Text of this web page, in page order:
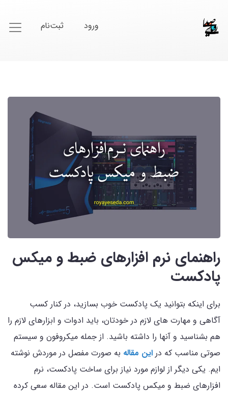
ورود ثبت‌نام
راهنمای نرم افزارهای ضبط و میکس
پادکست
برای اینکه بتوانید یک پادکست خوب بسازید، در کنار کسب
آگاهی و مهارت های لازم در خودتان، باید ادوات و ابزارهای لازم را
هم بشناسید و آنها را داشته باشید. از جمله میکروفون و سیستم
صوتی مناسب که در این مقاله به صورت مفصل در موردش نوشته
ایم. یکی دیگر از لوازم مورد نیاز برای ساخت پادکست، نرم
افزارهای ضبط و میکس پادکست است. در این مقاله سعی کرده